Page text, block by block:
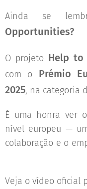
Ainda se
Opportunities?
O projeto Help to
com o Prémio
2025, na categoria
É uma honra ver
nível europeu —
colaboração e o
Veja o vídeo oficial